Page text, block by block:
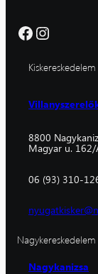
Facebook Instagram
Kiskereskedelem
8800
Magyar u. 162/
06 (93) 310-
Nagykereskedelem
Nagykanizsa